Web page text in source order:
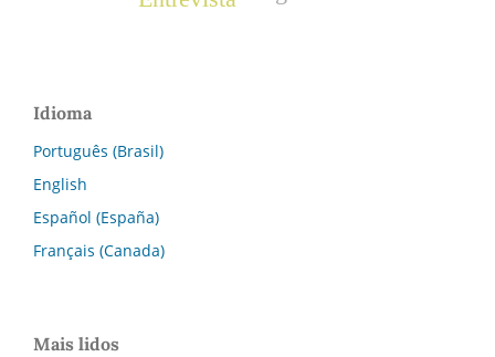
Idioma
Português (Brasil)
English
Español (España)
Français (Canada)
Mais lidos